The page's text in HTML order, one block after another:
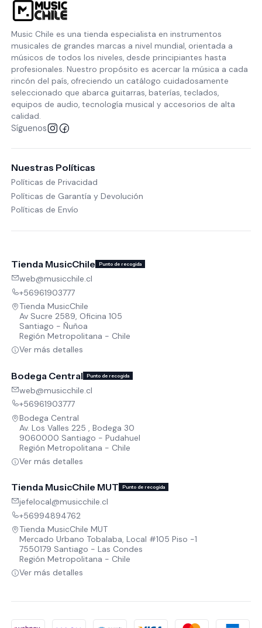
Music Chile es una tienda especialista en instrumentos
musicales de grandes marcas a nivel mundial, orientada a
músicos de todos los niveles, desde principiantes hasta
profesionales. Nuestro propósito es acercar la música a cada
rincón del país, ofreciendo un catálogo cuidadosamente
seleccionado que abarca guitarras, baterías, teclados,
equipos de audio, tecnología musical y accesorios de alta
calidad.
Síguenos
Nuestras Políticas
Políticas de Privacidad
Políticas de Garantía y Devolución
Políticas de Envío
Tienda MusicChile Punto de recogida
web@musicchile.cl
+56961903777
Tienda MusicChile
Av Sucre 2589, Oficina 105
Santiago - Ñuñoa
Región Metropolitana - Chile
Ver más detalles
Bodega Central Punto de recogida
web@musicchile.cl
+56961903777
Bodega Central
Av. Los Valles 225 , Bodega 30
9060000 Santiago - Pudahuel
Región Metropolitana - Chile
Ver más detalles
Tienda MusicChile MUT Punto de recogida
jefelocal@musicchile.cl
+56994894762
Tienda MusicChile MUT
Mercado Urbano Tobalaba, Local #105 Piso -1
7550179 Santiago - Las Condes
Región Metropolitana - Chile
Ver más detalles